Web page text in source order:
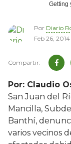
Getting
Por Diario
Feb 26, 2014
Por: Claudio
San Juan del
Mancilla,
Banthí,
varios vecinos